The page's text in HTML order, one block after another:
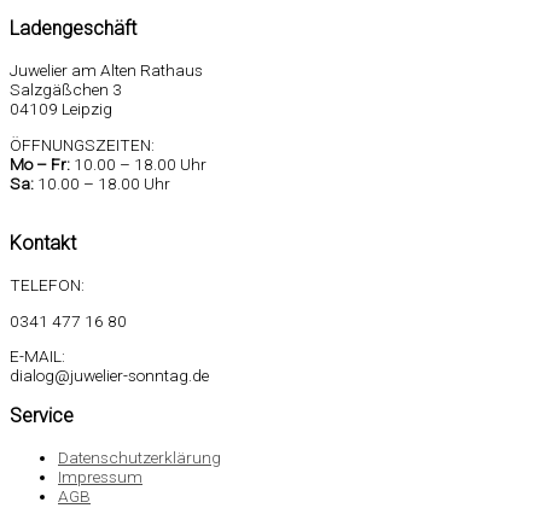
Ladengeschäft
Juwelier am Alten Rathaus
Salzgäßchen 3
04109 Leipzig
ÖFFNUNGSZEITEN:
Mo – Fr: 10.00 – 18.00 Uhr
Sa: 10.00 – 18.00 Uhr
Kontakt
TELEFON:
0341 477 16 80
E-MAIL:
dialog@juwelier-sonntag.de
Service
Datenschutzerklärung
Impressum
AGB